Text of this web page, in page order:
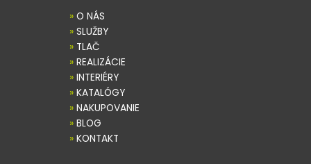
» O NÁS
» SLUŽBY
» TLAČ
» REALIZÁCIE
» INTERIÉRY
» KATALÓGY
» NAKUPOVANIE
» BLOG
» KONTAKT